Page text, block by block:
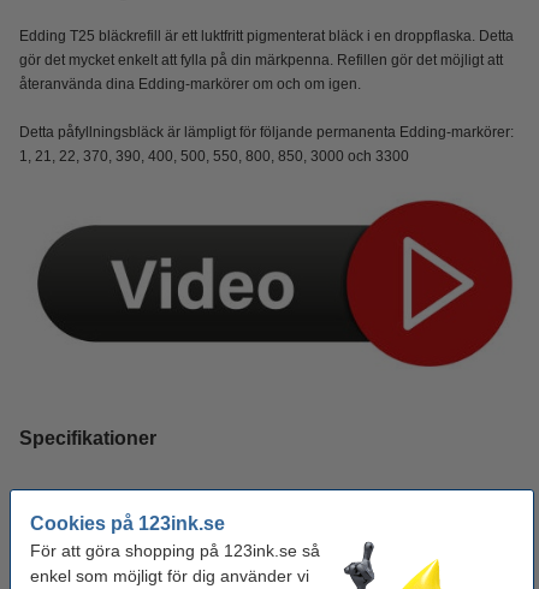
Cookies på 123ink.se
För att göra shopping på 123ink.se så
enkel som möjligt för dig använder vi
Edding T25 bläckrefill är ett luktfritt pigmenterat bläck i en droppflaska. Detta
gör det mycket enkelt att fylla på din märkpenna. Refillen gör det möjligt att
återanvända dina Edding-markörer om och om igen.
Detta påfyllningsbläck är lämpligt för följande permanenta Edding-markörer:
1, 21, 22, 370, 390, 400, 500, 550, 800, 850, 3000 och 3300
Specifikationer
Varumärke: Edding